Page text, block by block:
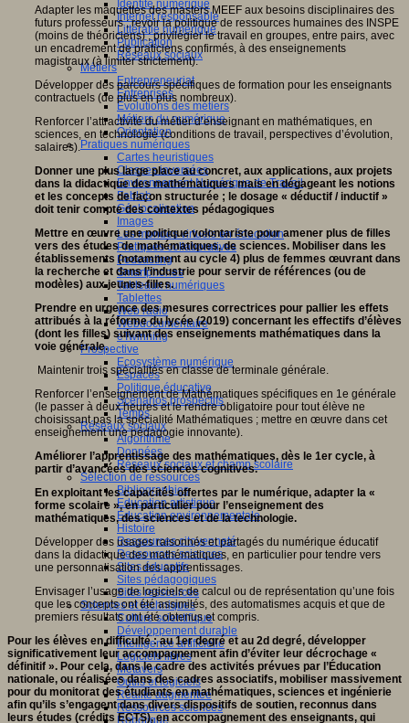
Identité numérique
Internet responsable
Littératie numérique
Publication
Réseaux sociaux
Métiers
Entrepreneuriat
Entreprises
Evolutions des métiers
Métiers du numérique
Orientation
Pratiques numériques
Cartes heuristiques
Classes inversées
Environnement Numérique de Travail
Fablab
Géolocalisation
Images
Les mondes virtuels en éducation
Pratiques collaboratives
Podcasting
Smartphones
Tableaux numériques
Tablettes
Web radio
Webdocumentaire
eTwinning
Prospective
Ecosystème numérique
Espaces
Politique éducative
Scénarios prospectifs
Temps
Réseaux sociaux
Algorithme
Données
Réseaux sociaux et champ scolaire
Sélection de ressources
Bibliographies
Education artistique
Education environnementale
Histoire
Ressources citoyenneté
Ressources sciences
Sites éducatifs
Sites pédagogiques
Sites ressources
Sciences et techniques
Culture scientifique
Développement durable
Intelligence artificielle
Logiciels libres
Métavers
Outils et logiciels
Réalité augmentée
Ressources sciences
Robotique
Adapter les maquettes des masters MEEF aux besoins disciplinaires des
futurs professeurs ; revoir la politique de ressources humaines des INSPE
(moins de théoriciens) ; privilégier le travail en groupes, entre pairs, avec
un encadrement de praticiens confirmés, à des enseignements
magistraux (à limiter strictement).
Développer des parcours spécifiques de formation pour les enseignants
contractuels (de plus en plus nombreux).
Renforcer l’attractivité du métier d’enseignant en mathématiques, en
sciences, en technologie (conditions de travail, perspectives d’évolution,
salaires).
Donner une plus large place au concret, aux applications, aux projets
dans la didactique des mathématiques mais en dégageant les notions
et les concepts de façon structurée ; le dosage « déductif / inductif »
doit tenir compte des contextes pédagogiques
Mettre en œuvre une politique volontariste pour amener plus de filles
vers des études de mathématiques, de sciences. Mobiliser dans les
établissements (notamment au cycle 4) plus de femmes œuvrant dans
la recherche et dans l’industrie pour servir de références (ou de
modèles) aux jeunes-filles.
Prendre en urgence des mesures correctrices pour pallier les effets
attribués à la réforme du lycée (2019) concernant les effectifs d’élèves
(dont les filles) suivant des enseignements mathématiques dans la
voie générale.
Maintenir trois spécialités en classe de terminale générale.
Renforcer l’enseignement de Mathématiques spécifiques en 1e générale
(le passer à deux heures et le rendre obligatoire pour tout élève ne
choisissant pas la spécialité Mathématiques ; mettre en œuvre dans cet
enseignement une pédagogie innovante).
Améliorer l’apprentissage des mathématiques, dès le 1er cycle, à
partir d’avancées des sciences cognitives.
En exploitant les capacités offertes par le numérique, adapter la «
forme scolaire », en particulier pour l’enseignement des
mathématiques, des sciences et de la technologie.
Développer des usages raisonnés et partagés du numérique éducatif
dans la didactique des mathématiques, en particulier pour tendre vers
une personnalisation des apprentissages.
Envisager l’usage de logiciels de calcul ou de représentation qu’une fois
que les concepts ont été assimilés, des automatismes acquis et que de
premiers résultats ont été obtenus et compris.
Pour les élèves en difficulté : au 1er degré et au 2d degré, développer
significativement leur accompagnement afin d’éviter leur décrochage «
définitif ». Pour cela, dans le cadre des activités prévues par l’Éducation
nationale, ou réalisées dans des cadres associatifs, mobiliser massivement
pour du monitorat des étudiants en mathématiques, sciences et ingénierie
afin qu’ils s’engagent dans divers dispositifs de soutien, reconnus dans
leurs études (crédits ECTS), en accompagnement des enseignants, qui